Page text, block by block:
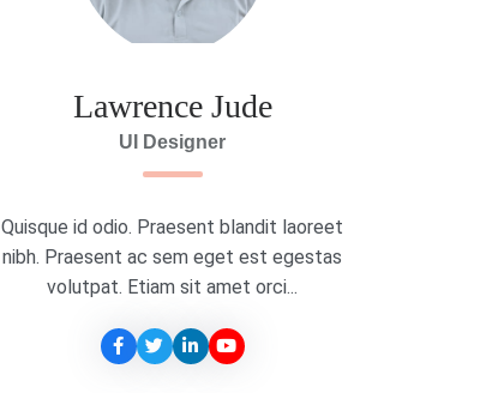
Lawrence Jude
UI Designer
Quisque id odio. Praesent blandit laoreet
nibh. Praesent ac sem eget est egestas
volutpat. Etiam sit amet orci...